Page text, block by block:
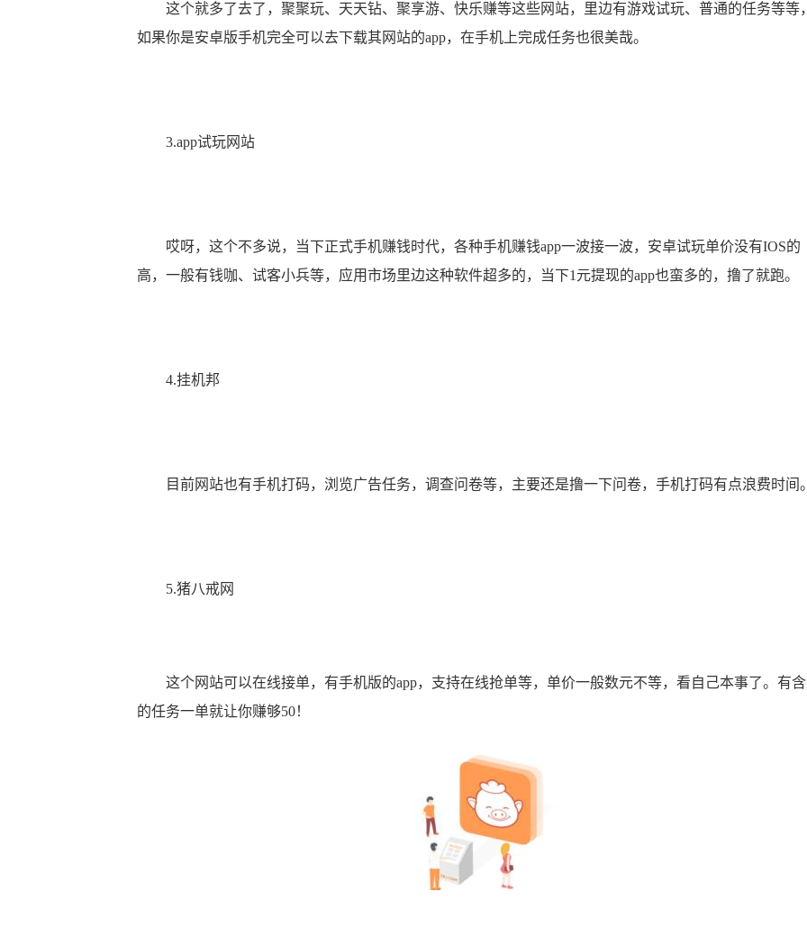
这个就多了去了，聚聚玩、天天钻、聚享游、快乐赚等这些网站，里边有游戏试玩、普通的任务等等
如果你是安卓版手机完全可以去下载其网站的app，在手机上完成任务也很美哉。
3.app试玩网站
哎呀，这个不多说，当下正式手机赚钱时代，各种手机赚钱app一波接一波，安卓试玩单价没有IOS的
高，一般有钱咖、试客小兵等，应用市场里边这种软件超多的，当下1元提现的app也蛮多的，撸了就跑。
4.挂机邦
目前网站也有手机打码，浏览广告任务，调查问卷等，主要还是撸一下问卷，手机打码有点浪费时间
5.猪八戒网
这个网站可以在线接单，有手机版的app，支持在线抢单等，单价一般数元不等，看自己本事了。有
的任务一单就让你赚够50！